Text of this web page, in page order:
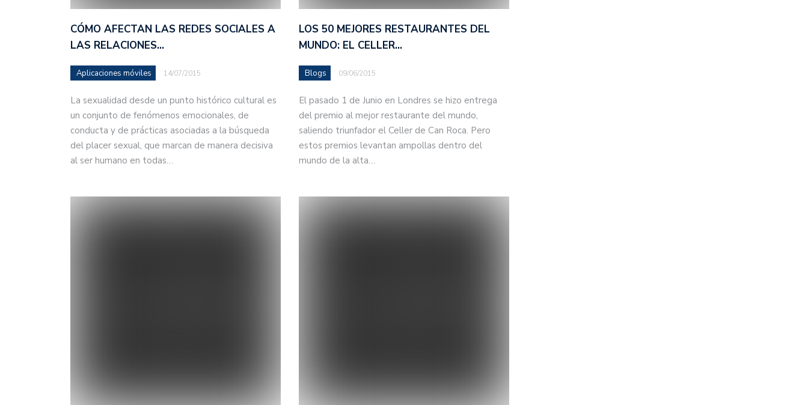
CÓMO AFECTAN LAS REDES SOCIALES A
LAS RELACIONES…
Aplicaciones móviles 14/07/2015
La sexualidad desde un punto histórico cultural es
un conjunto de fenómenos emocionales, de
conducta y de prácticas asociadas a la búsqueda
del placer sexual, que marcan de manera decisiva
al ser humano en todas…
LOS 50 MEJORES RESTAURANTES DEL
MUNDO: EL CELLER…
Blogs 09/06/2015
El pasado 1 de Junio en Londres se hizo entrega
del premio al mejor restaurante del mundo,
saliendo triunfador el Celler de Can Roca. Pero
estos premios levantan ampollas dentro del
mundo de la alta…